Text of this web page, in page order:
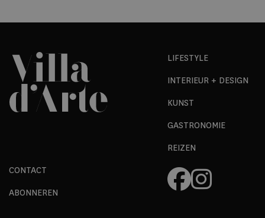
LIFESTYLE
INTERIEUR + DESIGN
KUNST
GASTRONOMIE
REIZEN
CONTACT
ABONNEREN